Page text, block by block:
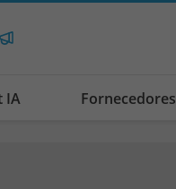
IA Fornecedores